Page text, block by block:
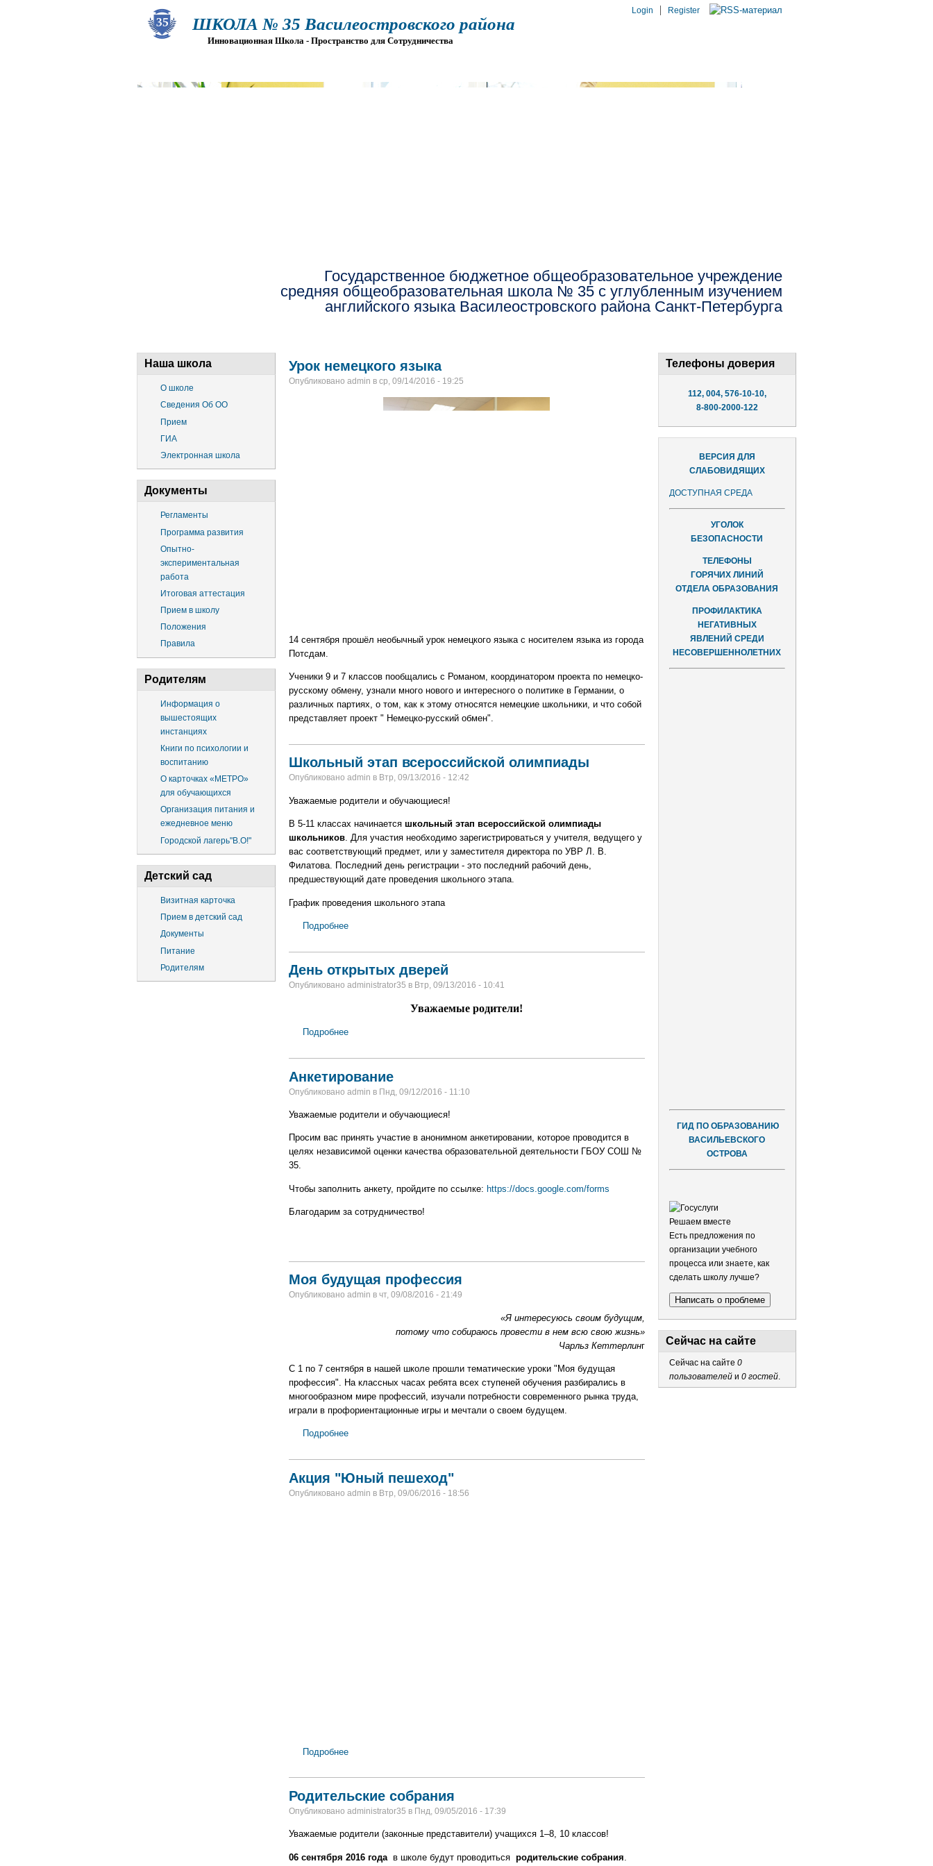
ШКОЛА № 35 Василеостровского района
Инновационная Школа - Пространство для Сотрудничества
Login Register
Государственное бюджетное общеобразовательное учреждение
средняя общеобразовательная школа № 35 с углубленным изучением
английского языка Василеостровского района Санкт-Петербурга
Наша школа
О школе
Сведения Об ОО
Прием
ГИА
Электронная школа
Документы
Регламенты
Программа развития
Опытно-
экспериментальная
работа
Итоговая аттестация
Прием в школу
Положения
Правила
Родителям
Информация о
вышестоящих
инстанциях
Книги по психологии и
воспитанию
О карточках «МЕТРО»
для обучающихся
Организация питания и
ежедневное меню
Городской лагерь"В.О!"
Детский сад
Визитная карточка
Прием в детский сад
Документы
Питание
Родителям
Урок немецкого языка
Опубликовано admin в ср, 09/14/2016 - 19:25
14 сентября прошёл необычный урок немецкого языка с носителем языка из города
Потсдам.
Ученики 9 и 7 классов пообщались с Романом, координатором проекта по немецко-
русскому обмену, узнали много нового и интересного о политике в Германии, о
различных партиях, о том, как к этому относятся немецкие школьники, и что собой
представляет проект " Немецко-русский обмен".
Школьный этап всероссийской олимпиады
Опубликовано admin в Втр, 09/13/2016 - 12:42
Уважаемые родители и обучающиеся!
В 5-11 классах начинается школьный этап всероссийской олимпиады
школьников. Для участия необходимо зарегистрироваться у учителя, ведущего у
вас соответствующий предмет, или у заместителя директора по УВР Л. В.
Филатова. Последний день регистрации - это последний рабочий день,
предшествующий дате проведения школьного этапа.
График проведения школьного этапа
Подробнее
День открытых дверей
Опубликовано administrator35 в Втр, 09/13/2016 - 10:41
Уважаемые родители!
Подробнее
Анкетирование
Опубликовано admin в Пнд, 09/12/2016 - 11:10
Уважаемые родители и обучающиеся!
Просим вас принять участие в анонимном анкетировании, которое проводится в
целях независимой оценки качества образовательной деятельности ГБОУ СОШ №
35.
Чтобы заполнить анкету, пройдите по ссылке: https://docs.google.com/forms
Благодарим за сотрудничество!
Моя будущая профессия
Опубликовано admin в чт, 09/08/2016 - 21:49
«Я интересуюсь своим будущим,
потому что собираюсь провести в нем всю свою жизнь»
Чарльз Кеттерлинг
С 1 по 7 сентября в нашей школе прошли тематические уроки "Моя будущая
профессия". На классных часах ребята всех ступеней обучения разбирались в
многообразном мире профессий, изучали потребности современного рынка труда,
играли в профориентационные игры и мечтали о своем будущем.
Подробнее
Акция "Юный пешеход"
Опубликовано admin в Втр, 09/06/2016 - 18:56
Подробнее
Родительские собрания
Опубликовано administrator35 в Пнд, 09/05/2016 - 17:39
Уважаемые родители (законные представители) учащихся 1–8, 10 классов!
06 сентября 2016 годав школе будут проводиться родительские собрания
Телефоны доверия
112, 004, 576-10-10,
8-800-2000-122
ВЕРСИЯ ДЛЯ
СЛАБОВИДЯЩИХ
ДОСТУПНАЯ СРЕДА
УГОЛОК
БЕЗОПАСНОСТИ
ТЕЛЕФОНЫ
ГОРЯЧИХ ЛИНИЙ
ОТДЕЛА ОБРАЗОВАНИЯ
ПРОФИЛАКТИКА
НЕГАТИВНЫХ
ЯВЛЕНИЙ СРЕДИ
НЕСОВЕРШЕННОЛЕТНИХ
ГИД ПО ОБРАЗОВАНИЮ
ВАСИЛЬЕВСКОГО
ОСТРОВА
Решаем вместе
Есть предложения по
организации учебного
процесса или знаете, как
сделать школу лучше?
Написать о проблеме
Сейчас на сайте
Сейчас на сайте 0
пользователейи 0 гостей.